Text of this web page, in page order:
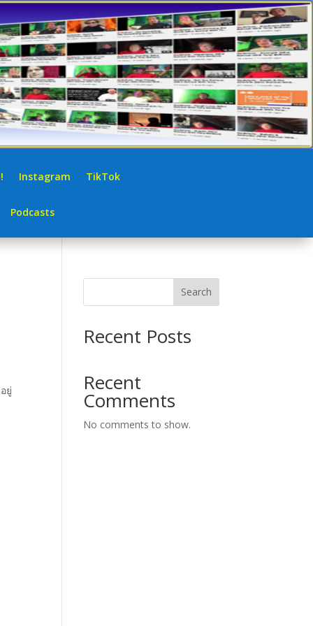
Instagram TikTok
Podcasts
ยู่
Search
Recent Posts
Recent
Comments
No comments to show.